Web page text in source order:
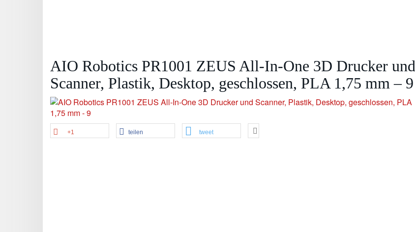
AIO Robotics PR1001 ZEUS All-In-One 3D Drucker und
Scanner, Plastik, Desktop, geschlossen, PLA 1,75 mm – 9
+1 teilen tweet